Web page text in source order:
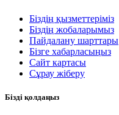
Біздің қызметтеріміз
Біздің жобаларымыз
Пайдалану шарттары
Бізге хабарласыңыз
Сайт картасы
Сұрау жіберу
Бізді қолдаңыз